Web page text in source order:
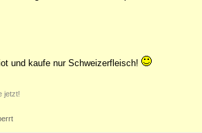
und kaufe nur Schweizerfleisch!
jetzt!